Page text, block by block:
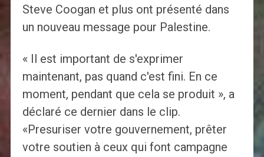
Steve Coogan et plus ont présenté dans
un nouveau message pour Palestine.
« Il est important de s'exprimer
maintenant, pas quand c'est fini. En ce
moment, pendant que cela se produit », a
déclaré ce dernier dans le clip.
«Presuriser votre gouvernement, prêter
votre soutien à ceux qui font campagne